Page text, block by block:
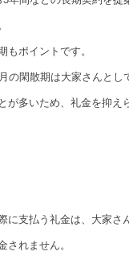
もポイントです。
の閑散期は大家さんとし
が多いため、礼金を抑え
に支払う礼金は、大家さ
されません。